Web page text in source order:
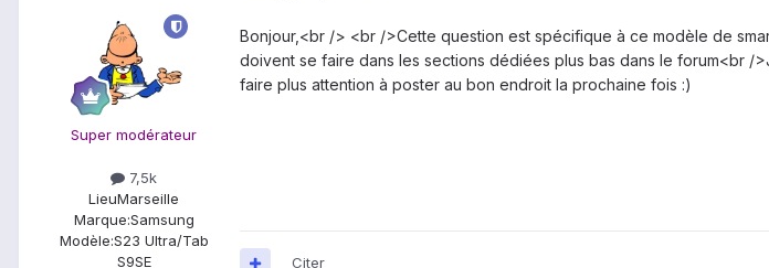
Super modérateur
7,5k
LieuMarseille
Marque:Samsung
Modèle:S23 Ultra/Tab
S9SE
Bonjour,<br /> <br />Cette question est spécifique à ce modèle de
doivent se faire dans les sections dédiées plus bas dans le forum<br
faire plus attention à poster au bon endroit la prochaine fois :)
Citer